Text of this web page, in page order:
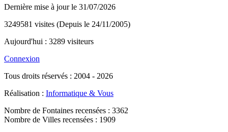
Dernière mise à jour le 31/07/2026
3249581 visites (Depuis le 24/11/2005)
Aujourd'hui : 3289 visiteurs
Connexion
Tous droits réservés : 2004 - 2026
Réalisation : Informatique & Vous
Nombre de Fontaines recensées : 3362
Nombre de Villes recensées : 1909